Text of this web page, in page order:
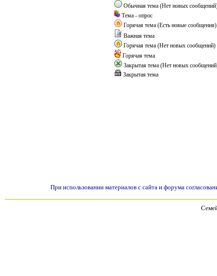
Обычная тема (Нет новых
Тема - опрос
Горячая тема (Есть новые сообщения)
Важная тема
Горячая тема (Нет новых сообщений)
Горячая тема
Закрытая тема (Нет новых
Закрытая тема
При использовании материалов с сайта и форума